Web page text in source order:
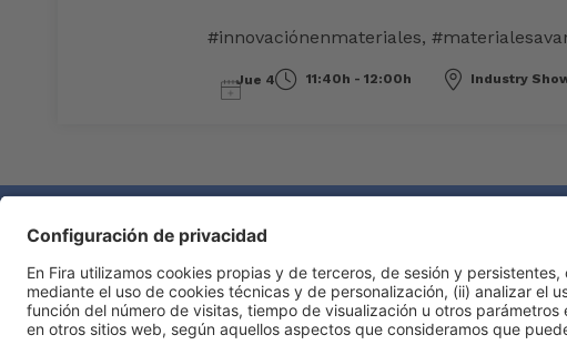
#innovaciónenmateriales,
Jue 4 11:40h - 12:00h Industry
Información general